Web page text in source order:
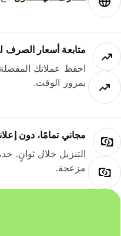
متابعة أسعار الصرف
احفظ عملاتك
بمرور الوقت.
مجاني تمامًا، دون
التنزيل خلال ثوانٍ.
مزعجة.